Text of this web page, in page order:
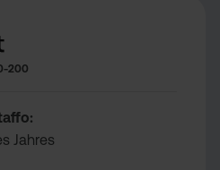
200
Jahres